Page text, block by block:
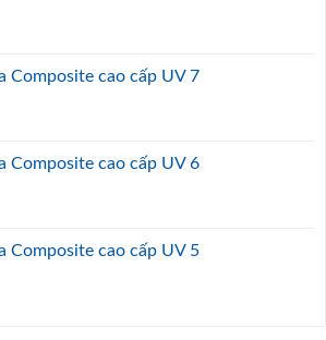
Composite cao cấp UV 7
Composite cao cấp UV 6
Composite cao cấp UV 5